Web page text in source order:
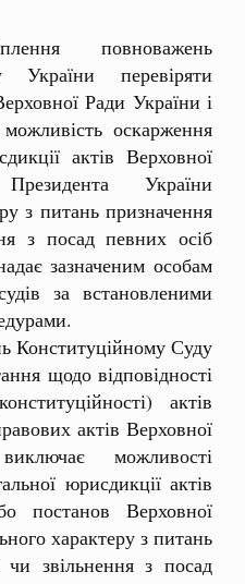
повноважень
України перевіряти
Ради України і
оскарження
актів Верховної
України
з питань призначення
з посад певних осіб
зазначеним особам
за встановленими
Суду
щодо відповідності
актів
актів Верховної
можливості
юрисдикції актів
постанов Верховної
характеру з питань
звільнення з посад